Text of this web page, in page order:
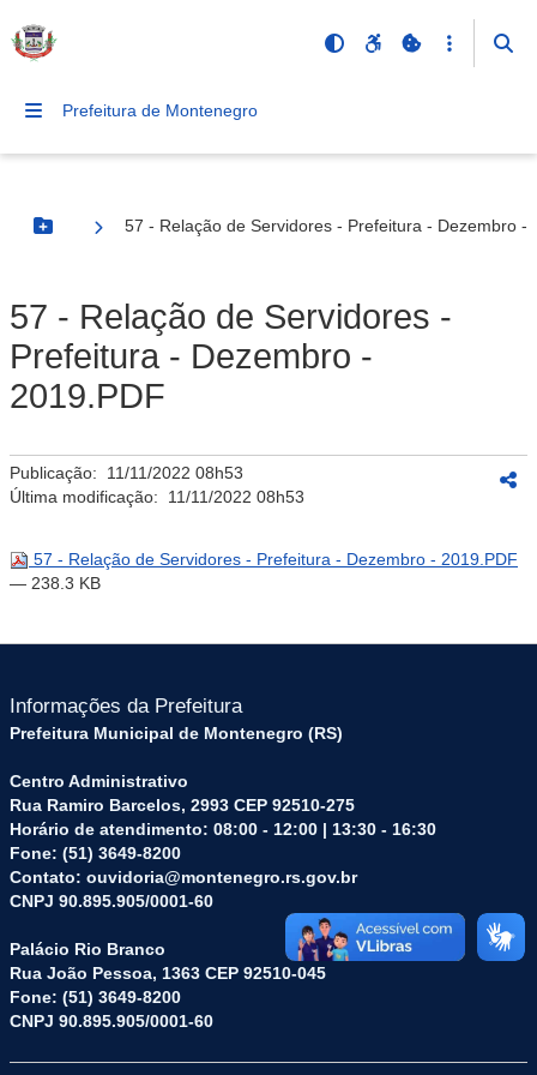
Prefeitura de Montenegro
Botão Menu
57 - Relação de Servidores - Prefeitura - Dezembro -
57 - Relação de Servidores -
Prefeitura - Dezembro -
2019.PDF
Publicação: 11/11/2022 08h53
Última modificação: 11/11/2022 08h53
57 - Relação de Servidores - Prefeitura - Dezembro - 2019.PDF
— 238.3 KB
Informações da Prefeitura
Prefeitura Municipal de Montenegro (RS)
Centro Administrativo
Rua Ramiro Barcelos, 2993 CEP 92510-275
Horário de atendimento: 08:00 - 12:00 | 13:30 - 16:30
Fone: (51) 3649-8200
Contato: ouvidoria@montenegro.rs.gov.br
CNPJ 90.895.905/0001-60
Palácio Rio Branco
Rua João Pessoa, 1363 CEP 92510-045
Fone: (51) 3649-8200
CNPJ 90.895.905/0001-60